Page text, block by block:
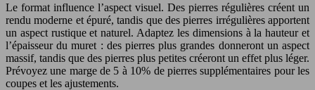
Le format influence l’aspect visuel. Des pierres régulières créent un
rendu moderne et épuré, tandis que des pierres irrégulières apportent
un aspect rustique et naturel. Adaptez les dimensions à la hauteur et
l’épaisseur du muret : des pierres plus grandes donneront un aspect
massif, tandis que des pierres plus petites créeront un effet plus léger.
Prévoyez une marge de 5 à 10% de pierres supplémentaires pour les
coupes et les ajustements.